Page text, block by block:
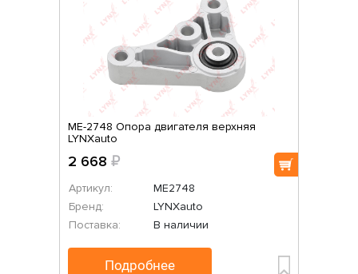
ME-2748 Опора двигателя верхняя
LYNXauto
2 668 ₽
Артикул:
ME2748
Бренд:
LYNXauto
Поставка:
В наличии
Подробнее